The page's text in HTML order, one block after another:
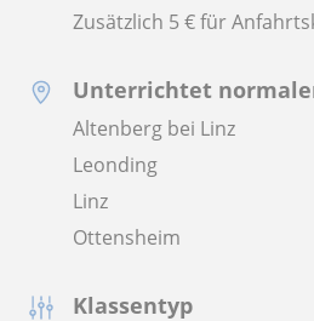
Zusätzlich 5 € für
Unterrichtet
Altenberg bei Linz
Leonding
Linz
Ottensheim
Klassentyp